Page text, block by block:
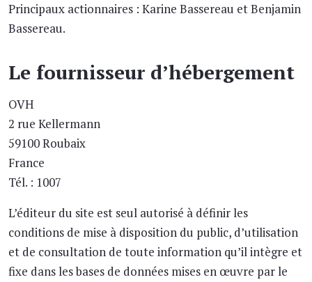
Principaux actionnaires : Karine Bassereau et Benjamin
Bassereau.
Le fournisseur d’hébergement
OVH
2 rue Kellermann
59100 Roubaix
France
Tél. : 1007
L’éditeur du site est seul autorisé à définir les
conditions de mise à disposition du public, d’utilisation
et de consultation de toute information qu’il intègre et
fixe dans les bases de données mises en œuvre par le